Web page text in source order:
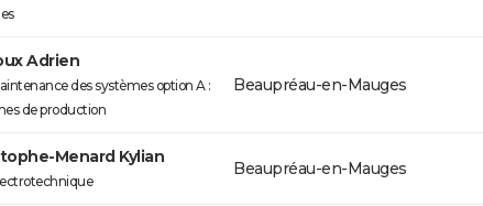
Adrien
des systèmes option A :
de production
Beaupréau-en-Mauges
Menard Kylian
Beaupréau-en-Mauges